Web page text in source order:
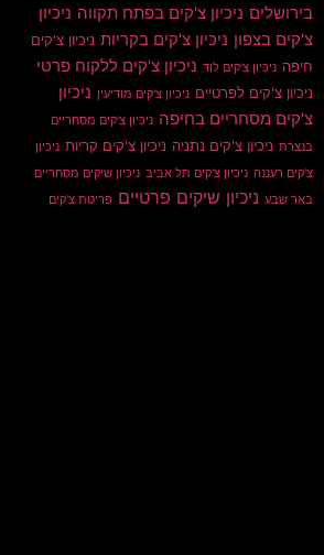
בירושלים ניכיון צ'קים בפתח תקווה ניכיון
צ'קים בצפון ניכיון צ'קים בקריות ניכיון צ'קים
חיפה ניכיון צ'קים לוד ניכיון צ'קים ללקוח פרטי
ניכיון צ'קים לפרטיים ניכיון צ'קים מודיעין ניכיון
צ'קים מסחריים בחיפה ניכיון צ'קים מסחריים
בנצרת ניכיון צ'קים נתניה ניכיון צ'קים קריות ניכיון
צ'קים רעננה ניכיון צ'קים תל אביב ניכיון שיקים מסחריים
באר שבע ניכיון שיקים פרטיים פריטת צ'קים